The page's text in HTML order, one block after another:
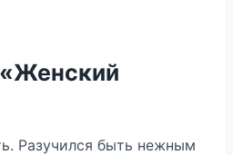
Разучился быть нежным